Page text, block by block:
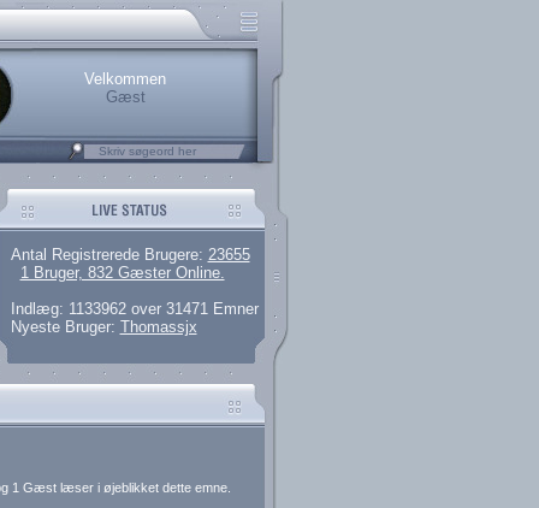
brugere
artikler og 135 guides
her.
Velkommen
Gæst
Antal Registrerede Brugere: 23655
1 Bruger, 832 Gæster Online.
Indlæg: 1133962 over 31471 Emner
Nyeste Bruger: Thomassjx
1 Gæst læser i øjeblikket dette emne.